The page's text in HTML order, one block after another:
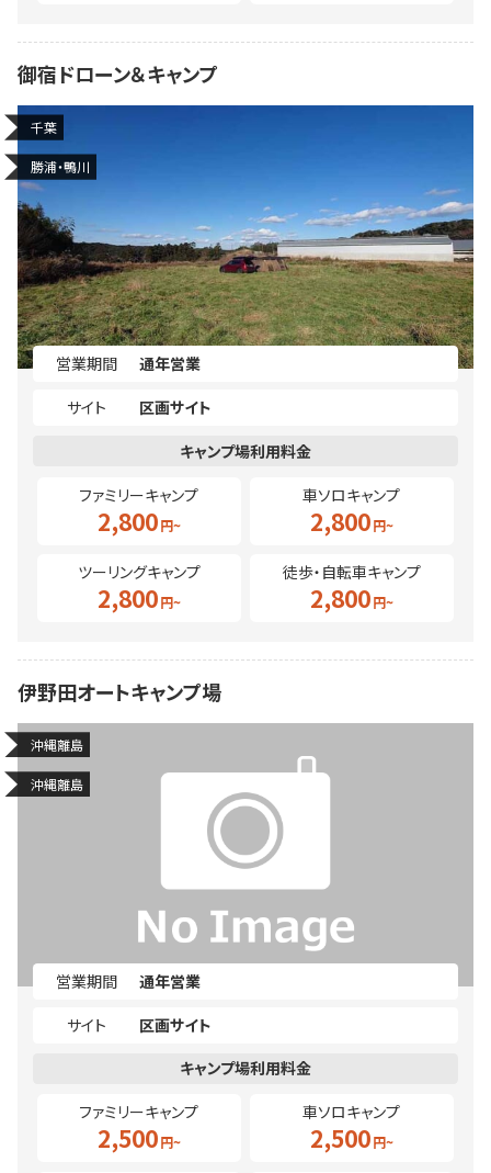
御宿ドローン＆キャンプ
千葉
勝浦・鴨川
営業期間
通年営業
サイト
区画サイト
ファミリーキャンプ
2,800
車ソロキャンプ
2,800
ツーリングキャンプ
2,800
徒歩・自転車キャンプ
2,800
伊野田オートキャンプ場
沖縄離島
沖縄離島
営業期間
通年営業
サイト
区画サイト
ファミリーキャンプ
2,500
車ソロキャンプ
2,500